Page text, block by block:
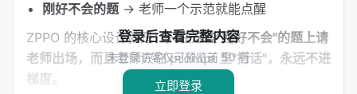
刚好不会的题 → 老师一个示范就能点醒
ZPPO 的核心设计就是：只在这些"刚好不会"的题上请
老师出场，而且老师只在 prompt 里"搭话"，永远不进
梯度。
登录后查看完整内容
未登录访客仅可预览前 50 行
立即登录